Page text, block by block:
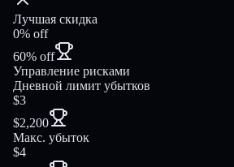
Лучшая скидка
0% off
60% off
Управление рисками
Дневной лимит убытков
$3
$2,200
Макс. убыток
$4